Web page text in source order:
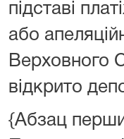
підставі
або
Верховного
відкрито
{Абзац